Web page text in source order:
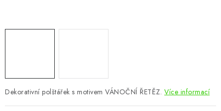
OSTATNÍ
VÝPRODEJ
Vše o nákupu Info
Reklamace a odstoupení od smlouvy
Dekorativní polštářek s motivem VÁNOČNÍ ŘETĚZ. Více informací